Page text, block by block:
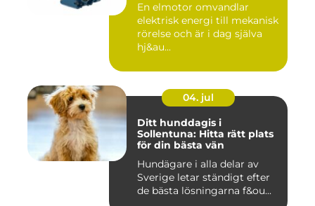
En elmotor omvandlar
elektrisk energi till mekanisk
rörelse och är i dag själva
hj&au...
04. jul
Ditt hunddagis i
Sollentuna: Hitta rätt plats
för din bästa vän
Hundägare i alla delar av
Sverige letar ständigt efter
de bästa lösningarna f&ou...